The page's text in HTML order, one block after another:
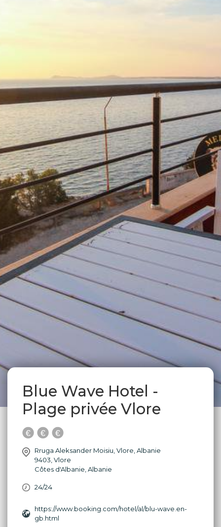
Blue Wave Hotel -
Plage privée Vlore
Rruga Aleksander Moisiu, Vlore, Albanie
9403,Vlore
Côtes d'Albanie,Albanie
24/24
https://www.booking.com/hotel/al/blu-wave.en-
gb.html